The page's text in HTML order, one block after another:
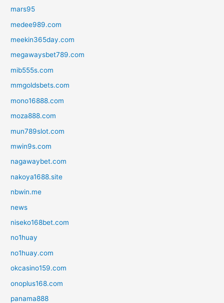
mars95
medee989.com
meekin365day.com
megawaysbet789.com
mib555s.com
mmgoldsbets.com
mono16888.com
moza888.com
mun789slot.com
mwin9s.com
nagawaybet.com
nakoya1688.site
nbwin.me
news
niseko168bet.com
no1huay
no1huay.com
okcasino159.com
onoplus168.com
panama888